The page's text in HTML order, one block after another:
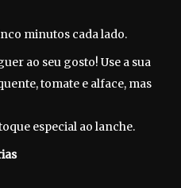
minutos cada lado.
ao seu gosto! Use a sua
tomate e alface, mas
especial ao lanche.